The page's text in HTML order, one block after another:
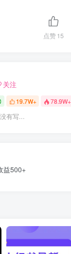
点赞15
关注
19.7W+ 78.9W+
有写...
益500+